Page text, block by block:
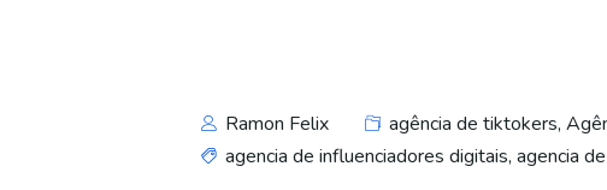
Ramon Felix agência de tiktokers,
agencia de influenciadores digitais, agencia